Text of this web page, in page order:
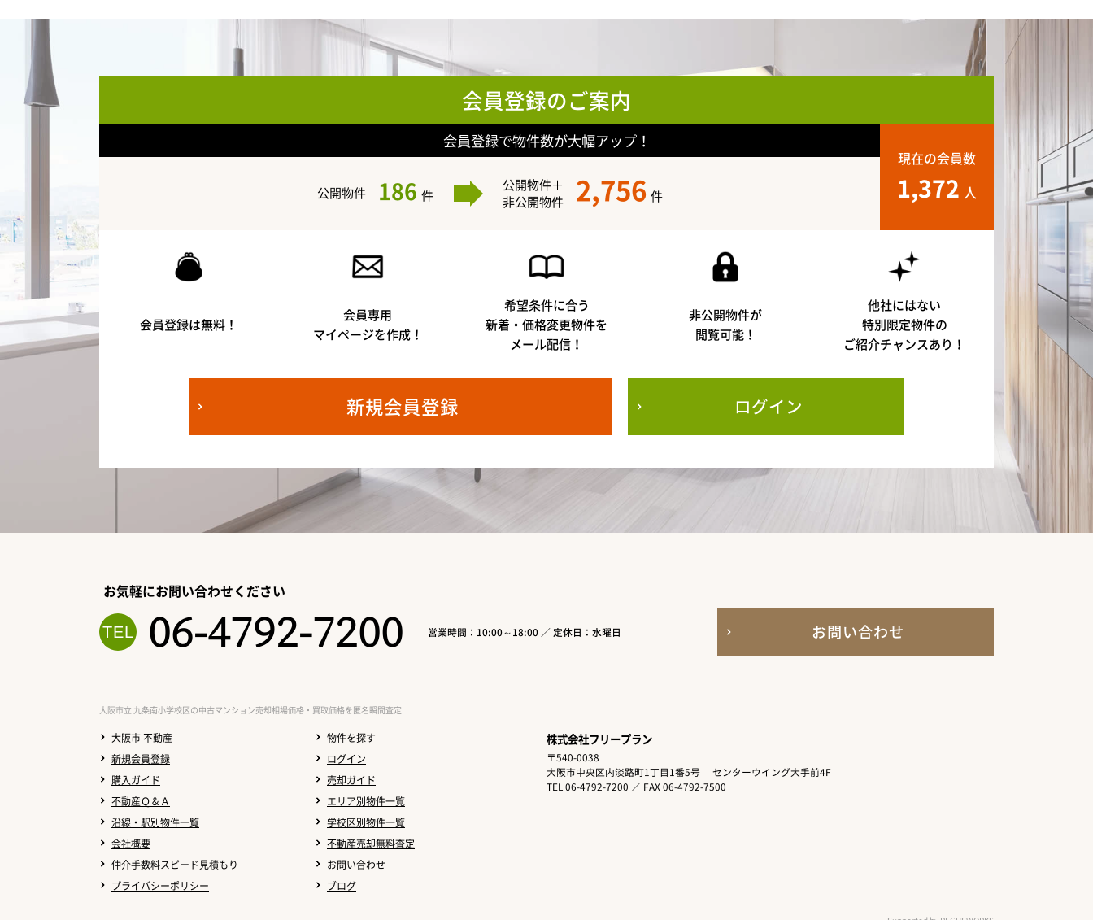
会員登録のご案内
会員登録で物件数が大幅アップ！
公開物件 186 件
公開物件＋
非公開物件
2,756 件
現在の会員数
1,372 人
会員登録は無料！
会員専用
マイページを作成！
希望条件に合う
新着・価格変更物件を
メール配信！
非公開物件が
閲覧可能！
他社にはない
特別限定物件の
ご紹介チャンスあり！
新規会員登録 ログイン
お気軽にお問い合わせください
06-4792-7200 営業時間：10:00～18:00 ／ 定休日：水曜日 お問い合わせ
大阪市立 九条南小学校区の中古マンション売却相場価格・買取価格を匿名瞬間査定
大阪市 不動産
物件を探す
新規会員登録
ログイン
購入ガイド
売却ガイド
不動産Ｑ＆Ａ
エリア別物件一覧
沿線・駅別物件一覧
学校区別物件一覧
会社概要
不動産売却無料査定
仲介手数料スピード見積もり
お問い合わせ
プライバシーポリシー
ブログ
株式会社フリープラン
〒540-0038
大阪市中央区内淡路町1丁目1番5号
センターウイング大手前4F
TEL 06-4792-7200 ／ FAX 06-4792-7500